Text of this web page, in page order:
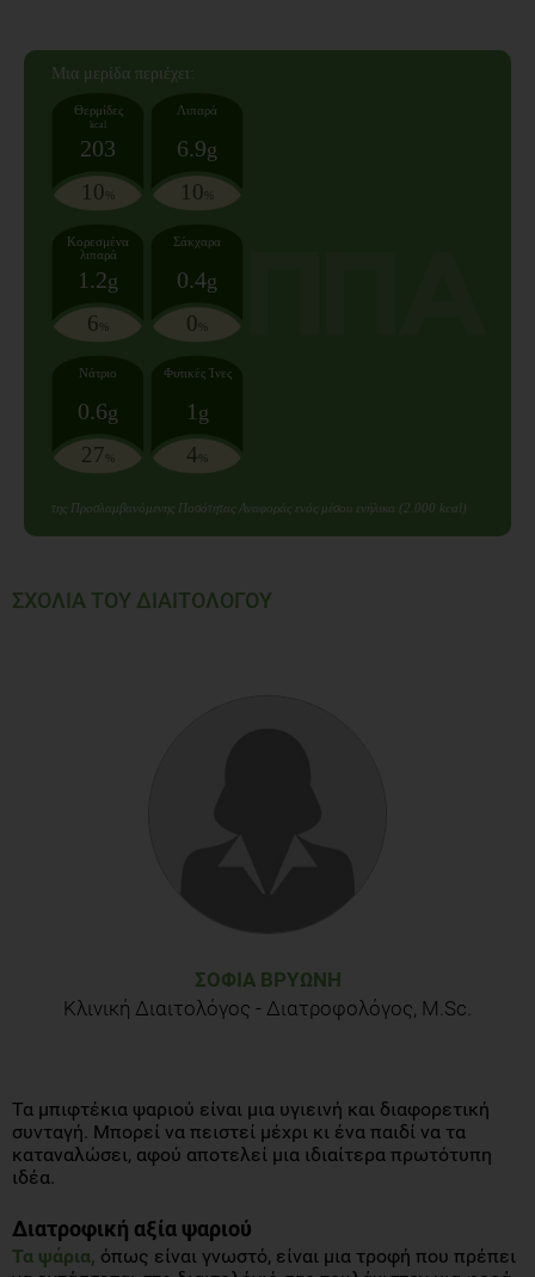
Mια μερίδα περιέχει:
Θερμίδες
kcal
203
10 %
Λιπαρά
6.9g
10 %
Κορεσμένα
λιπαρά
1.2g
6 %
Σάκχαρα
0.4g
0 %
Νάτριο
0.6g
27 %
Φυτικές Ίνες
1 g
4 %
της Προσλαμβανόμενης Ποσότητας Αναφοράς ενός μέσου ενήλικα (2.000 kcal)
ΣΧΟΛΙΑ ΤΟΥ ΔΙΑΙΤΟΛΟΓΟΥ
ΣΟΦΊΑ ΒΡΥΏΝΗ
Κλινική Διαιτολόγος - Διατροφολόγος, M.Sc.
Τα μπιφτέκια ψαριού είναι μια υγιεινή και διαφορετική
συνταγή. Μπορεί να πειστεί μέχρι κι ένα παιδί να τα
καταναλώσει, αφού αποτελεί μια ιδιαίτερα πρωτότυπη
ιδέα.
Διατροφική αξία ψαριού
Τα ψάρια, όπως είναι γνωστό, είναι μια τροφή που πρέπει